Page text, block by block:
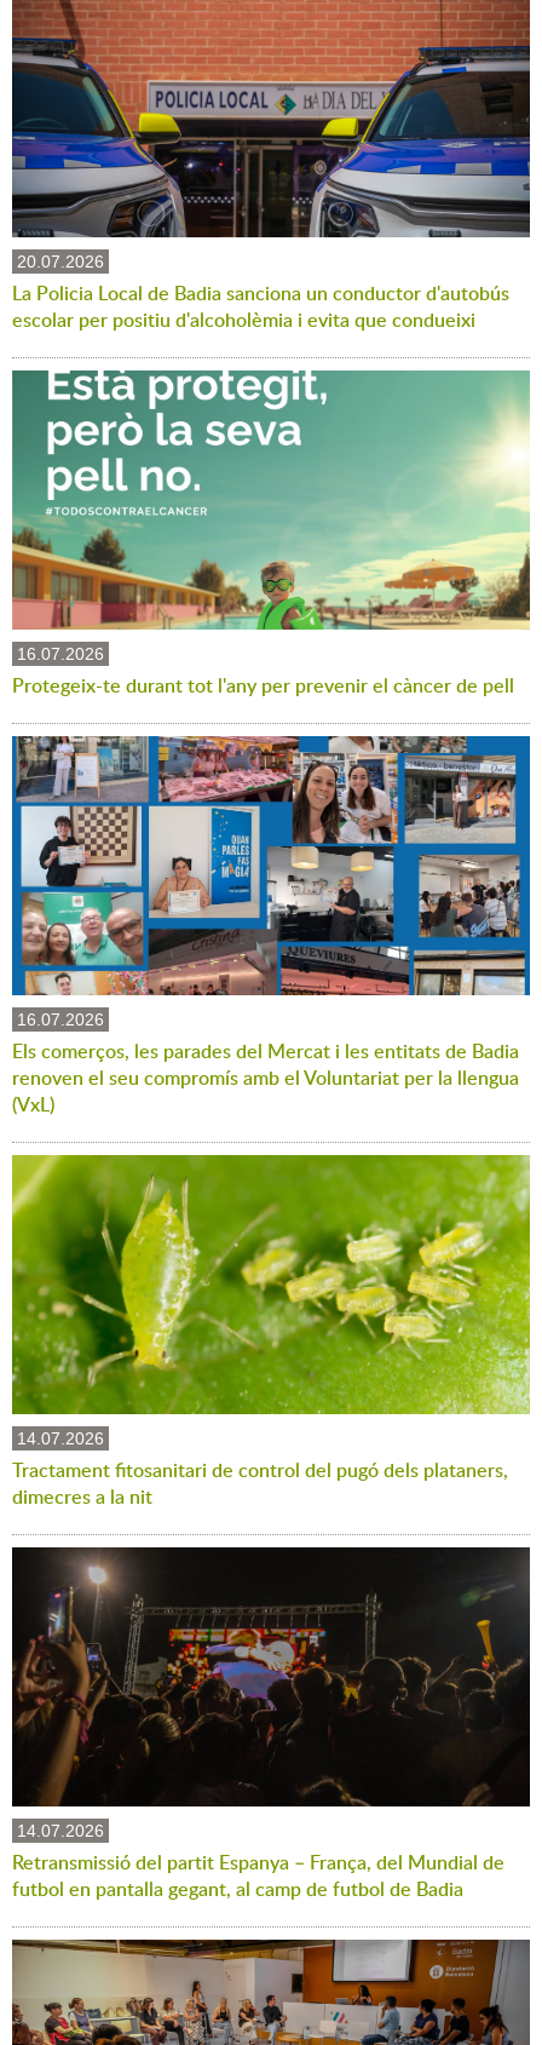
20.07.2026
La Policia Local de Badia sanciona un conductor d'autobús
escolar per positiu d'alcoholèmia i evita que condueixi
16.07.2026
Protegeix-te durant tot l'any per prevenir el càncer de pell
16.07.2026
Els comerços, les parades del Mercat i les entitats de Badia
renoven el seu compromís amb el Voluntariat per la llengua
(VxL)
14.07.2026
Tractament fitosanitari de control del pugó dels plataners,
dimecres a la nit
14.07.2026
Retransmissió del partit Espanya – França, del Mundial de
futbol en pantalla gegant, al camp de futbol de Badia